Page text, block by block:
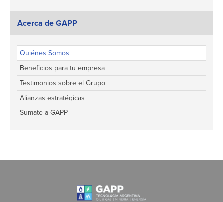
Acerca de GAPP
Quiénes Somos
Beneficios para tu empresa
Testimonios sobre el Grupo
Alianzas estratégicas
Sumate a GAPP